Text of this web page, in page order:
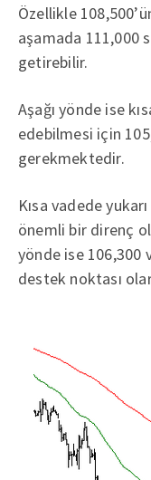
Özellikle
aşamada 111,000
getirebilir.
Aşağı yönde ise
edebilmesi için
gerekmektedir.
Kısa vadede
önemli bir direnç
yönde ise 106,300
destek noktası